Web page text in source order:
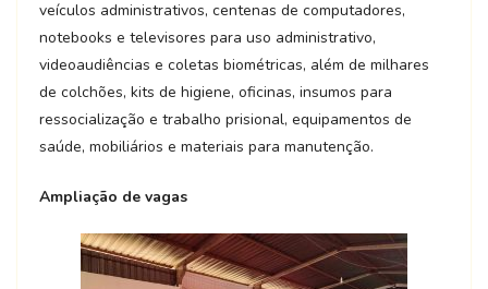
veículos administrativos, centenas de computadores,
notebooks e televisores para uso administrativo,
videoaudiências e coletas biométricas, além de milhares
de colchões, kits de higiene, oficinas, insumos para
ressocialização e trabalho prisional, equipamentos de
saúde, mobiliários e materiais para manutenção.
Ampliação de vagas